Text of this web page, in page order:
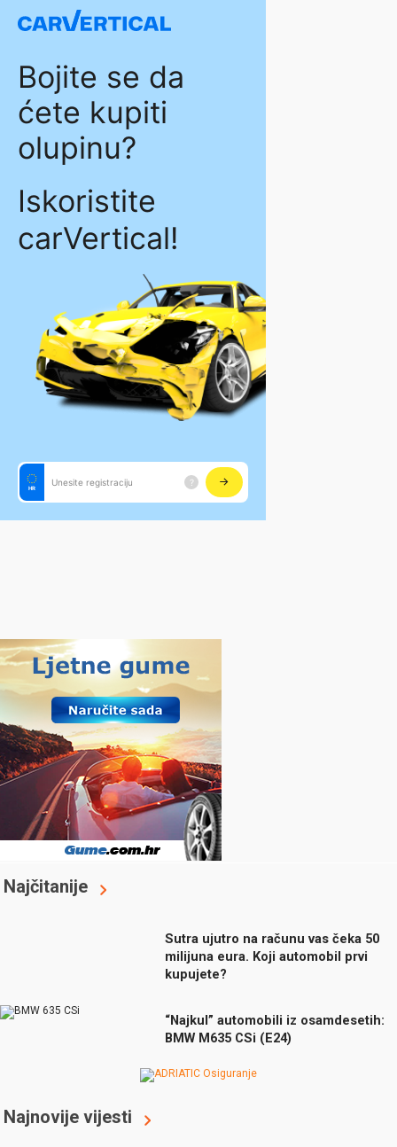
Najčitanije
Sutra ujutro na računu vas čeka 50
milijuna eura. Koji automobil prvi
kupujete?
“Najkul” automobili iz osamdesetih:
BMW M635 CSi (E24)
Najnovije vijesti